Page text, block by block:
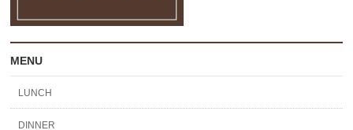
MENU
LUNCH
DINNER